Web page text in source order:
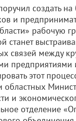
создать
и
рабочую
станет
связей между
предприятиями
этот
областных
и
отделение